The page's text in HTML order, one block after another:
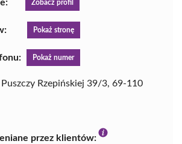
Zobacz profil
Pokaż stronę
Pokaż numer
Puszczy Rzepińskiej 39/3, 69-110
przez klientów: